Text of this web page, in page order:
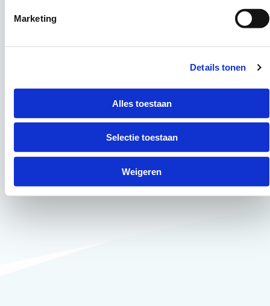
Marketing
Details tonen
Alles toestaan
Selectie toestaan
Weigeren